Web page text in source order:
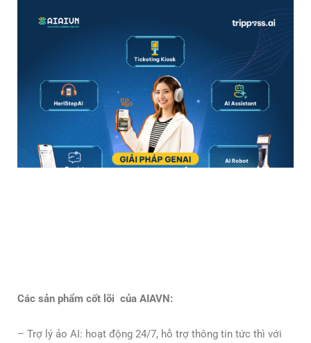
Các sản phẩm cốt lõi của AIAVN:
– Trợ lý ảo AI: hoạt động 24/7, hỗ trợ thông tin tức thì với